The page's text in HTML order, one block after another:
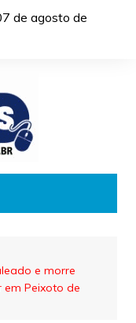
de agosto de
e morre
Peixoto de